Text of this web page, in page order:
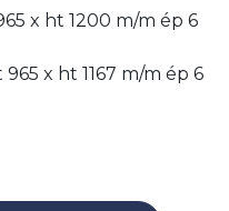
x ht 1200 m/m ép 6
x ht 1167 m/m ép 6